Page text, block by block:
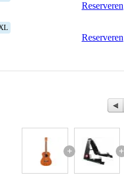
Reserveren
Reserveren
+ +